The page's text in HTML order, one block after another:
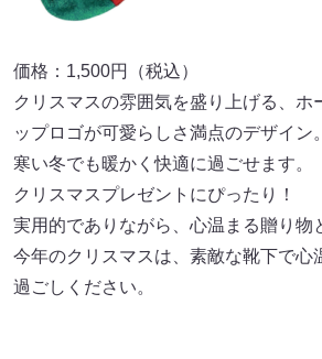
価格：1,500円（税込）
クリスマスの雰囲気を盛り上げる、ホ
ップロゴが可愛らしさ満点のデザイン。
寒い冬でも暖かく快適に過ごせます。
クリスマスプレゼントにぴったり！
実用的でありながら、心温まる贈り物
今年のクリスマスは、素敵な靴下で心
過ごしください。